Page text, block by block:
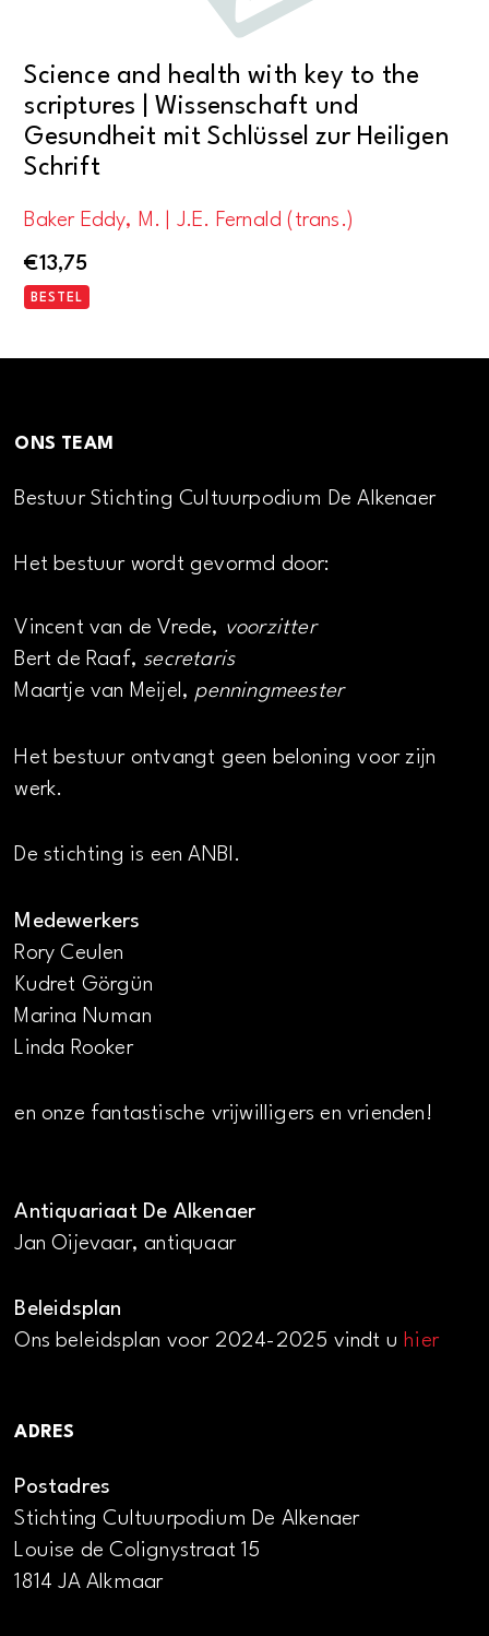
Science and health with key to the
scriptures | Wissenschaft und
Gesundheit mit Schlüssel zur Heiligen
Schrift
Baker Eddy, M. | J.E. Fernald (trans.)
€13,75
BESTEL
ONS TEAM
Bestuur Stichting Cultuurpodium De Alkenaer
Het bestuur wordt gevormd door:
Vincent van de Vrede, voorzitter
Bert de Raaf, secretaris
Maartje van Meijel, penningmeester
Het bestuur ontvangt geen beloning voor zijn
werk.
De stichting is een ANBI.
Medewerkers
Rory Ceulen
Kudret Görgün
Marina Numan
Linda Rooker
en onze fantastische vrijwilligers en vrienden!
Antiquariaat De Alkenaer
Jan Oijevaar, antiquaar
Beleidsplan
Ons beleidsplan voor 2024-2025 vindt uhier
ADRES
Postadres
Stichting Cultuurpodium De Alkenaer
Louise de Colignystraat 15
1814 JA Alkmaar